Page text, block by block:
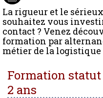
La rigueur et le
souhaitez vous
contact ? Venez
formation par
métier de la logistique
Formation
2 ans